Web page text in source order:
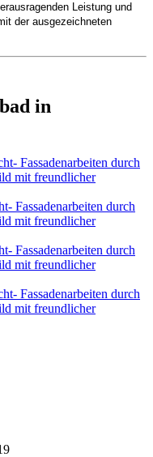
Leistung und
der ausgezeichneten
in